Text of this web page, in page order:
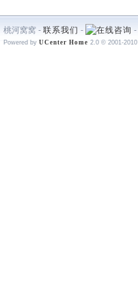
桃河窝窝 - 联系我们 - -
Powered by UCenter Home 2.0 © 2001-2010